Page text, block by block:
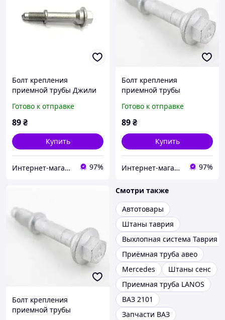
Болт крепления
приемной трубы Джили
Geely FC/SL/Emgrand EC7/
Х7 1064000045
Готово к отправке
89₴
Купить
Интернет-магазин "CHINA AVTOZAPCHAST" 97%
Болт крепления
приемной трубы
Х7 Geely Emgrand X7
1064000045
Готово к отправке
89₴
Купить
Интернет-магазин "CHINA AVTOZAPCHAST" 97%
Болт крепления
приемной трубы
Смотри также
Автотовары
Штаны таврия
Выхлопная система Таврия
Приёмная труба авео
Mercedes
Штаны сенс
Приемная труба LANOS
ВАЗ 2101
Запчасти ВАЗ